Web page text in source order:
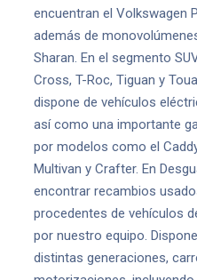
encuentran el Volkswagen
además de
Sharan. En el segmento
Cross, T-Roc, Tiguan y
dispone de vehículos
así como una importante
por modelos como el
Multivan y Crafter. En
encontrar recambios
procedentes de vehículos
por nuestro equipo.
distintas generaciones,